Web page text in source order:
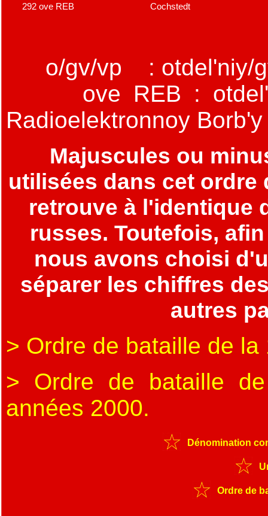
292 ove REB Cochstedt
o/gv/vp : otdel'niy/
ove REB :
Radioelektronnoy Borb'y
Majuscules ou
utilisées dans cet ordre
retrouve à l'identique
russes. Toutefois,
nous avons choisi
séparer les chiffres
autres
> Ordre de bataille de la
> Ordre de bataille
années 2000.
Dénomination
Ordre de